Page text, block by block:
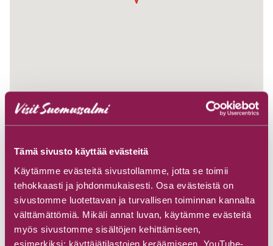
Tämä sivusto käyttää evästeitä
Käytämme evästeitä sivustollamme, jotta se toimii
tehokkaasti ja johdonmukaisesti. Osa evästeistä on
sivustomme luotettavan ja turvallisen toiminnan kannalta
välttämättömiä. Mikäli annat luvan, käytämme evästeitä
myös sivustomme sisältöjen kehittämiseen,
esimerkiksi: käyttäjätilastojen keräämiseen, YouTube-